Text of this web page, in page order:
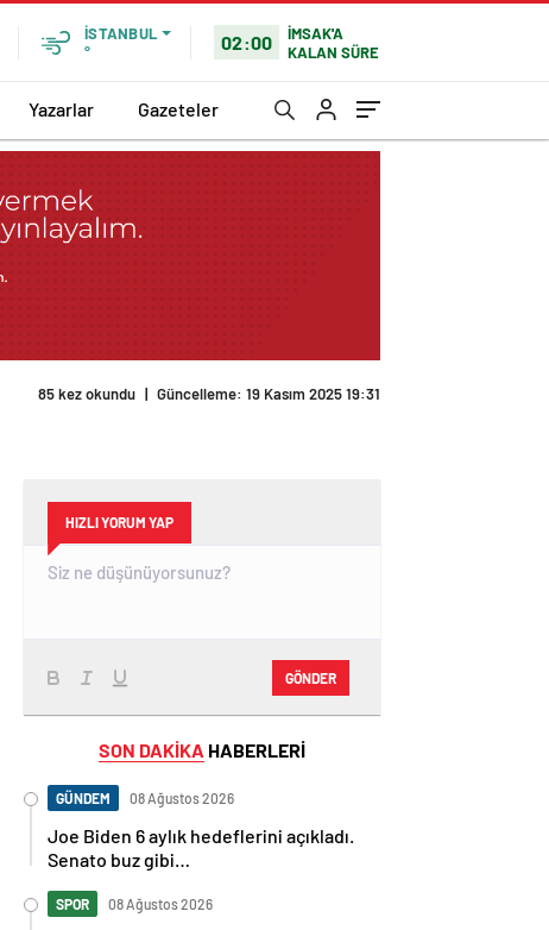
İSTANBUL
°
02:00
İMSAK'A
KALAN SÜRE
Yazarlar Gazeteler
85 kez okundu | Güncelleme: 19 Kasım 2025 19:31
HIZLI YORUM YAP
GÖNDER
SON DAKİKA HABERLERİ
GÜNDEM 08 Ağustos 2026
Joe Biden 6 aylık hedeflerini açıkladı.
Senato buz gibi…
SPOR 08 Ağustos 2026